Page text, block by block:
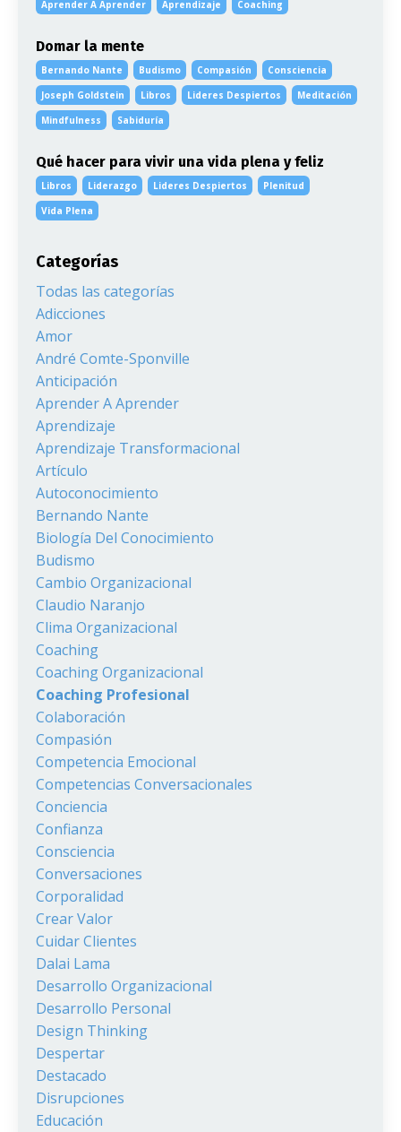
Aprender A Aprender Aprendizaje Coaching
Domar la mente
Bernando Nante Budismo Compasión
Consciencia
Joseph Goldstein
Libros Lideres Despiertos
Meditación
Mindfulness
Sabiduría
Qué hacer para vivir una vida plena y feliz
Libros Liderazgo Lideres Despiertos
Plenitud
Vida Plena
Categorías
Todas las categorías
Adicciones
Amor
André Comte-Sponville
Anticipación
Aprender A Aprender
Aprendizaje
Aprendizaje Transformacional
Artículo
Autoconocimiento
Bernando Nante
Biología Del Conocimiento
Budismo
Cambio Organizacional
Claudio Naranjo
Clima Organizacional
Coaching
Coaching Organizacional
Coaching Profesional
Colaboración
Compasión
Competencia Emocional
Competencias Conversacionales
Conciencia
Confianza
Consciencia
Conversaciones
Corporalidad
Crear Valor
Cuidar Clientes
Dalai Lama
Desarrollo Organizacional
Desarrollo Personal
Design Thinking
Despertar
Destacado
Disrupciones
Educación